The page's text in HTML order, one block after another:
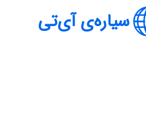
سیاره‌ی آی‌تی